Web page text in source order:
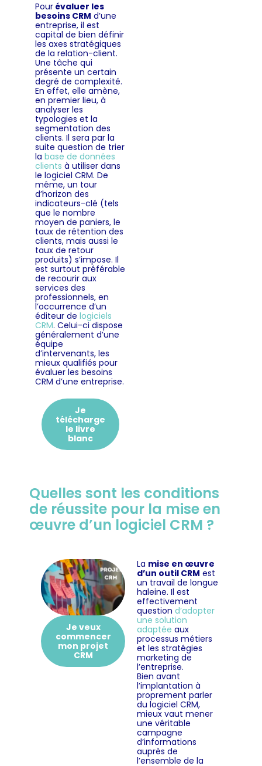
Pour évaluer les
besoins CRM d’une
entreprise, il est
capital de bien définir
les axes stratégiques
de la relation-client.
Une tâche qui
présente un certain
degré de complexité.
En effet, elle amène,
en premier lieu, à
analyser les
typologies et la
segmentation des
clients. Il sera par la
suite question de trier
la base de données
clients à utiliser dans
le logiciel CRM. De
même, un tour
d’horizon des
indicateurs-clé (tels
que le nombre
moyen de paniers, le
taux de rétention des
clients, mais aussi le
taux de retour
produits) s’impose. Il
est surtout préférable
de recourir aux
services des
professionnels, en
l’occurrence d’un
éditeur de logiciels
CRM. Celui-ci dispose
généralement d’une
équipe
d’intervenants, les
mieux qualifiés pour
évaluer les besoins
CRM d’une entreprise.
Je
télécharge
le livre
blanc
Quelles sont les conditions
de réussite pour la mise en
œuvre d’un logiciel CRM ?
Je veux
commencer
mon projet
CRM
La mise en œuvre
d’un outil CRM est
un travail de longue
haleine. Il est
effectivement
question d’adopter
une solution
adaptée aux
processus métiers
et les stratégies
marketing de
l’entreprise.
Bien avant
l’implantation à
proprement parler
du logiciel CRM,
mieux vaut mener
une véritable
campagne
d’informations
auprès de
l’ensemble de la